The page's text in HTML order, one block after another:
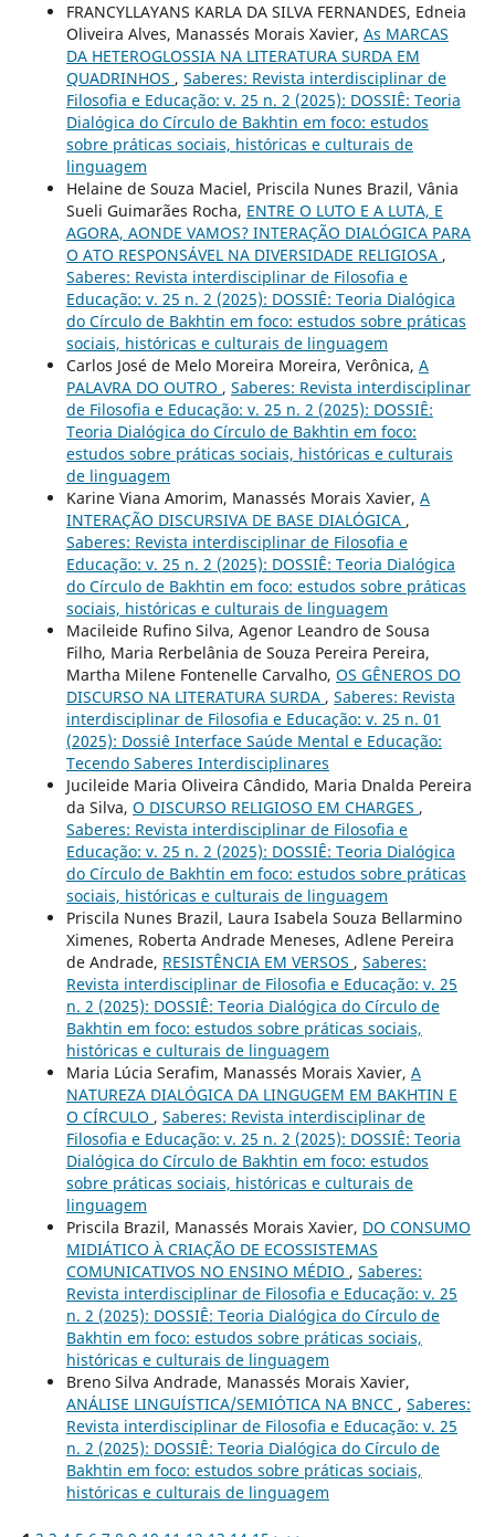
FRANCYLLAYANS KARLA DA SILVA FERNANDES, Edneia
Oliveira Alves, Manassés Morais Xavier, As MARCAS
DA HETEROGLOSSIA NA LITERATURA SURDA EM
QUADRINHOS , Saberes: Revista interdisciplinar de
Filosofia e Educação: v. 25 n. 2 (2025): DOSSIÊ: Teoria
Dialógica do Círculo de Bakhtin em foco: estudos
sobre práticas sociais, históricas e culturais de
linguagem
Helaine de Souza Maciel, Priscila Nunes Brazil, Vânia
Sueli Guimarães Rocha, ENTRE O LUTO E A LUTA, E
AGORA, AONDE VAMOS? INTERAÇÃO DIALÓGICA PARA
O ATO RESPONSÁVEL NA DIVERSIDADE RELIGIOSA ,
Saberes: Revista interdisciplinar de Filosofia e
Educação: v. 25 n. 2 (2025): DOSSIÊ: Teoria Dialógica
do Círculo de Bakhtin em foco: estudos sobre práticas
sociais, históricas e culturais de linguagem
Carlos José de Melo Moreira Moreira, Verônica, A
PALAVRA DO OUTRO , Saberes: Revista interdisciplinar
de Filosofia e Educação: v. 25 n. 2 (2025): DOSSIÊ:
Teoria Dialógica do Círculo de Bakhtin em foco:
estudos sobre práticas sociais, históricas e culturais
de linguagem
Karine Viana Amorim, Manassés Morais Xavier, A
INTERAÇÃO DISCURSIVA DE BASE DIALÓGICA ,
Saberes: Revista interdisciplinar de Filosofia e
Educação: v. 25 n. 2 (2025): DOSSIÊ: Teoria Dialógica
do Círculo de Bakhtin em foco: estudos sobre práticas
sociais, históricas e culturais de linguagem
Macileide Rufino Silva, Agenor Leandro de Sousa
Filho, Maria Rerbelânia de Souza Pereira Pereira,
Martha Milene Fontenelle Carvalho, OS GÊNEROS DO
DISCURSO NA LITERATURA SURDA , Saberes: Revista
interdisciplinar de Filosofia e Educação: v. 25 n. 01
(2025): Dossiê Interface Saúde Mental e Educação:
Tecendo Saberes Interdisciplinares
Jucileide Maria Oliveira Cândido, Maria Dnalda Pereira
da Silva, O DISCURSO RELIGIOSO EM CHARGES ,
Saberes: Revista interdisciplinar de Filosofia e
Educação: v. 25 n. 2 (2025): DOSSIÊ: Teoria Dialógica
do Círculo de Bakhtin em foco: estudos sobre práticas
sociais, históricas e culturais de linguagem
Priscila Nunes Brazil, Laura Isabela Souza Bellarmino
Ximenes, Roberta Andrade Meneses, Adlene Pereira
de Andrade, RESISTÊNCIA EM VERSOS , Saberes:
Revista interdisciplinar de Filosofia e Educação: v. 25
n. 2 (2025): DOSSIÊ: Teoria Dialógica do Círculo de
Bakhtin em foco: estudos sobre práticas sociais,
históricas e culturais de linguagem
Maria Lúcia Serafim, Manassés Morais Xavier, A
NATUREZA DIALÓGICA DA LINGUGEM EM BAKHTIN E
O CÍRCULO , Saberes: Revista interdisciplinar de
Filosofia e Educação: v. 25 n. 2 (2025): DOSSIÊ: Teoria
Dialógica do Círculo de Bakhtin em foco: estudos
sobre práticas sociais, históricas e culturais de
linguagem
Priscila Brazil, Manassés Morais Xavier, DO CONSUMO
MIDIÁTICO À CRIAÇÃO DE ECOSSISTEMAS
COMUNICATIVOS NO ENSINO MÉDIO , Saberes:
Revista interdisciplinar de Filosofia e Educação: v. 25
n. 2 (2025): DOSSIÊ: Teoria Dialógica do Círculo de
Bakhtin em foco: estudos sobre práticas sociais,
históricas e culturais de linguagem
Breno Silva Andrade, Manassés Morais Xavier,
ANÁLISE LINGUÍSTICA/SEMIÓTICA NA BNCC , Saberes:
Revista interdisciplinar de Filosofia e Educação: v. 25
n. 2 (2025): DOSSIÊ: Teoria Dialógica do Círculo de
Bakhtin em foco: estudos sobre práticas sociais,
históricas e culturais de linguagem